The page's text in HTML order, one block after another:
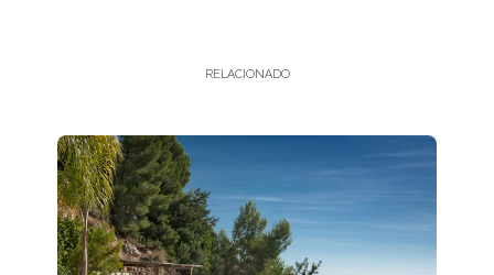
RELACIONADO